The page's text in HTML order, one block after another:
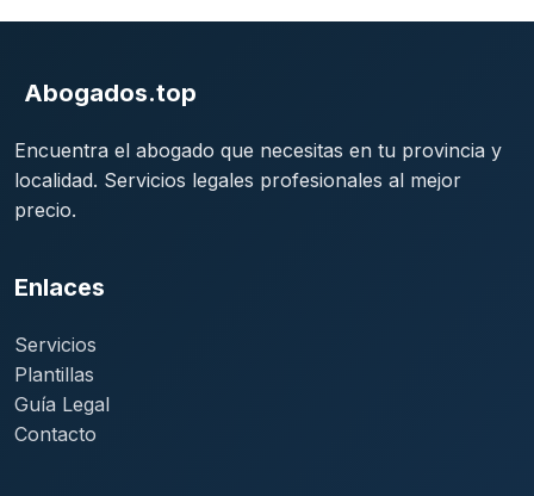
Abogados.top
Encuentra el abogado que necesitas en tu provincia y
localidad. Servicios legales profesionales al mejor
precio.
Enlaces
Servicios
Plantillas
Guía Legal
Contacto